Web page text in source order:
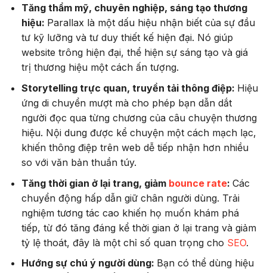
Tăng thẩm mỹ, chuyên nghiệp, sáng tạo thương
hiệu: Parallax là một dấu hiệu nhận biết của sự đầu
tư kỹ lưỡng và tư duy thiết kế hiện đại. Nó giúp
website trông hiện đại, thể hiện sự sáng tạo và giá
trị thương hiệu một cách ấn tượng.
Storytelling trực quan, truyền tải thông điệp: Hiệu
ứng di chuyển mượt mà cho phép bạn dẫn dắt
người đọc qua từng chương của câu chuyện thương
hiệu. Nội dung được kể chuyện một cách mạch lạc,
khiến thông điệp trên web dễ tiếp nhận hơn nhiều
so với văn bản thuần túy.
Tăng thời gian ở lại trang, giảm bounce rate: Các
chuyển động hấp dẫn giữ chân người dùng. Trải
nghiệm tương tác cao khiến họ muốn khám phá
tiếp, từ đó tăng đáng kể thời gian ở lại trang và giảm
tỷ lệ thoát, đây là một chỉ số quan trọng cho SEO.
Hướng sự chú ý người dùng: Bạn có thể dùng hiệu